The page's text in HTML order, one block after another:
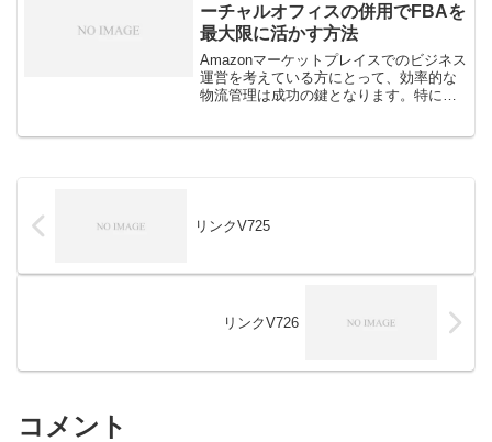
ーチャルオフィスの併用でFBAを
最大限に活かす方法
Amazonマーケットプレイスでのビジネス
運営を考えている方にとって、効率的な
物流管理は成功の鍵となります。特に、
リンクV725
リンクV726
コメント